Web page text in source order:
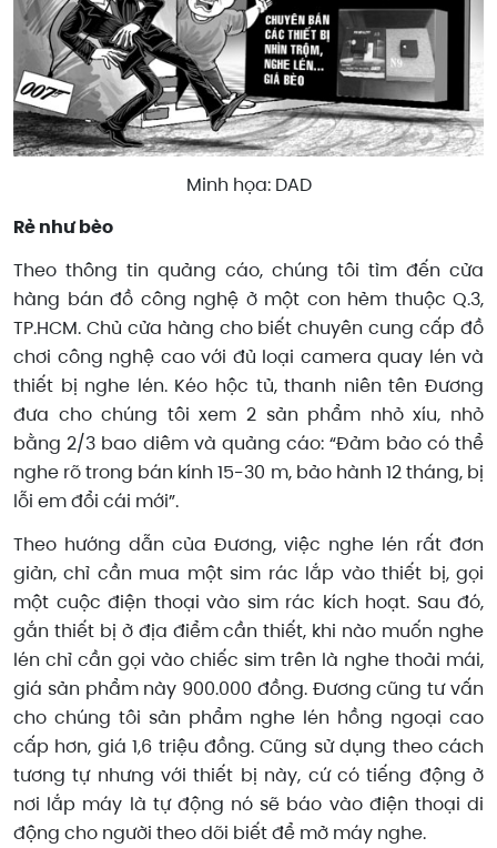
Minh họa: DAD
Rẻ như bèo
Theo thông tin quảng cáo, chúng tôi tìm đến cửa
hàng bán đồ công nghệ ở một con hẻm thuộc Q.3,
TP.HCM. Chủ cửa hàng cho biết chuyên cung cấp đồ
chơi công nghệ cao với đủ loại camera quay lén và
thiết bị nghe lén. Kéo hộc tủ, thanh niên tên Đương
đưa cho chúng tôi xem 2 sản phẩm nhỏ xíu, nhỏ
bằng 2/3 bao diêm và quảng cáo: “Đảm bảo có thể
nghe rõ trong bán kính 15-30 m, bảo hành 12 tháng, bị
lỗi em đổi cái mới”.
Theo hướng dẫn của Đương, việc nghe lén rất đơn
giản, chỉ cần mua một sim rác lắp vào thiết bị, gọi
một cuộc điện thoại vào sim rác kích hoạt. Sau đó,
gắn thiết bị ở địa điểm cần thiết, khi nào muốn nghe
lén chỉ cần gọi vào chiếc sim trên là nghe thoải mái,
giá sản phẩm này 900.000 đồng. Đương cũng tư vấn
cho chúng tôi sản phẩm nghe lén hồng ngoại cao
cấp hơn, giá 1,6 triệu đồng. Cũng sử dụng theo cách
tương tự nhưng với thiết bị này, cứ có tiếng động ở
nơi lắp máy là tự động nó sẽ báo vào điện thoại di
động cho người theo dõi biết để mở máy nghe.